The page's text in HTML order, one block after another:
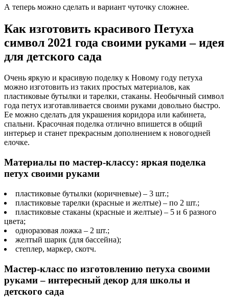
А теперь можно сделать и вариант чуточку сложнее.
Как изготовить красивого Петуха
символ 2021 года своими руками – идея
для детского сада
Очень яркую и красивую поделку к Новому году петуха
можно изготовить из таких простых материалов, как
пластиковые бутылки и тарелки, стаканы. Необычный символ
года петух изготавливается своими руками довольно быстро.
Ее можно сделать для украшения коридора или кабинета,
спальни. Красочная поделка отлично впишется в общий
интерьер и станет прекрасным дополнением к новогодней
елочке.
Материалы по мастер-классу: яркая поделка
петух своими руками
пластиковые бутылки (коричневые) – 3 шт.;
пластиковые тарелки (красные и желтые) – по 2 шт.;
пластиковые стаканы (красные и желтые) – 5 и 6 разного
цвета;
одноразовая ложка – 2 шт.;
желтый шарик (для бассейна);
степлер, маркер, скотч.
Мастер-класс по изготовлению петуха своими
руками – интересный декор для школы и
детского сада